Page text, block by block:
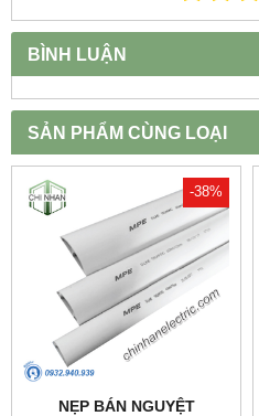
BÌNH LUẬN
SẢN PHẨM CÙNG LOẠI
-38%
NẸP BÁN NGUYỆT